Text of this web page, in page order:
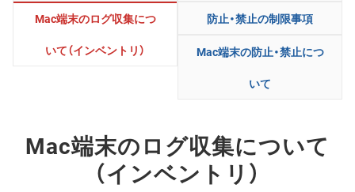
Mac端末のログ収集につ
いて（インベントリ）
防止・禁止の制限事項
Mac端末の防止・禁止につ
いて
Mac端末のログ収集について
（インベントリ）